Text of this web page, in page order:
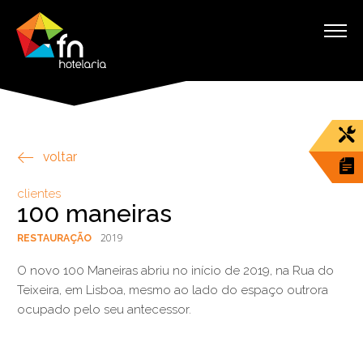
voltar
clientes
100 maneiras
RESTAURAÇÃO 2019
O novo 100 Maneiras abriu no início de 2019, na Rua do
Teixeira, em Lisboa, mesmo ao lado do espaço outrora
ocupado pelo seu antecessor.